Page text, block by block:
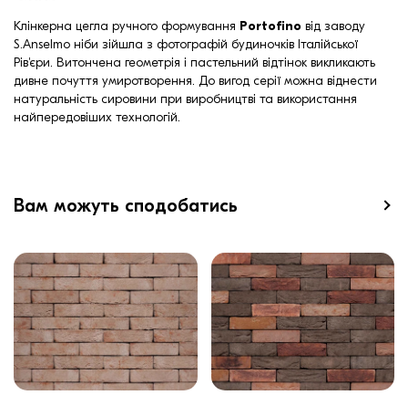
Клінкерна цегла ручного формування Portofino від заводу
S.Anselmo ніби зійшла з фотографій будиночків Італійської
Рів'єри. Витончена геометрія і пастельний відтінок викликають
дивне почуття умиротворення. До вигод серії можна віднести
натуральність сировини при виробництві та використання
найпередовіших технологій.
Вам можуть сподобатись